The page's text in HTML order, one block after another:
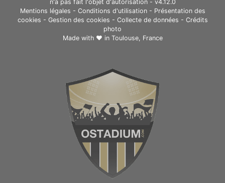
n'a pas fait l'objet d'autorisation - v4.12.0
Mentions légales - Conditions d'utilisation- Présentation des
cookies - Gestion des cookies - Collecte de données - Crédits
photo
Made with ❤ in Toulouse, France